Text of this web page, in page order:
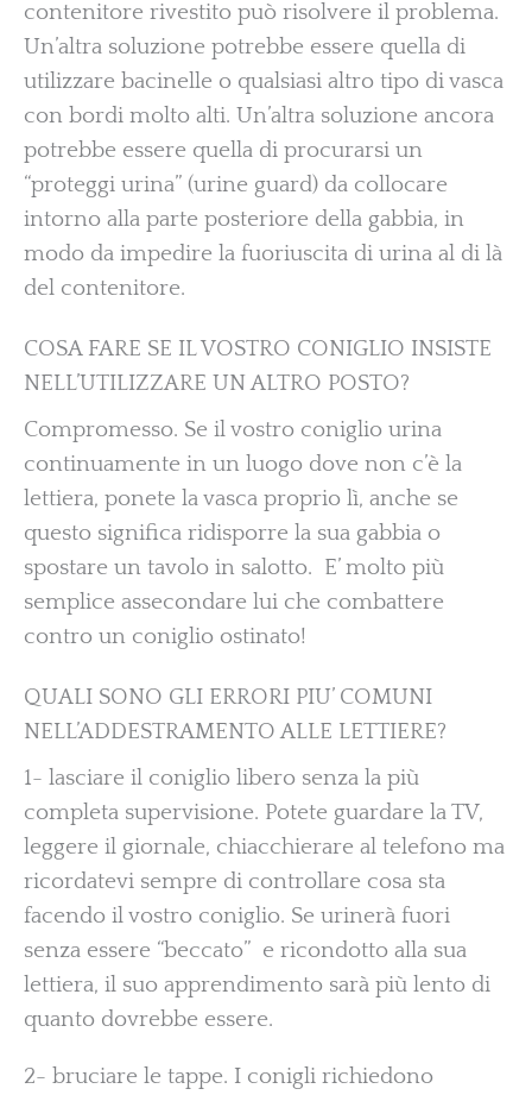
contenitore rivestito può risolvere il problema.
Un’altra soluzione potrebbe essere quella di
utilizzare bacinelle o qualsiasi altro tipo di vasca
con bordi molto alti. Un’altra soluzione ancora
potrebbe essere quella di procurarsi un
“proteggi urina” (urine guard) da collocare
intorno alla parte posteriore della gabbia, in
modo da impedire la fuoriuscita di urina al di là
del contenitore.
COSA FARE SE IL VOSTRO CONIGLIO INSISTE
NELL’UTILIZZARE UN ALTRO POSTO?
Compromesso. Se il vostro coniglio urina
continuamente in un luogo dove non c’è la
lettiera, ponete la vasca proprio lì, anche se
questo significa ridisporre la sua gabbia o
spostare un tavolo in salotto. E’ molto più
semplice assecondare lui che combattere
contro un coniglio ostinato!
QUALI SONO GLI ERRORI PIU’ COMUNI
NELL’ADDESTRAMENTO ALLE LETTIERE?
1- lasciare il coniglio libero senza la più
completa supervisione. Potete guardare la TV,
leggere il giornale, chiacchierare al telefono ma
ricordatevi sempre di controllare cosa sta
facendo il vostro coniglio. Se urinerà fuori
senza essere “beccato” e ricondotto alla sua
lettiera, il suo apprendimento sarà più lento di
quanto dovrebbe essere.
2- bruciare le tappe. I conigli richiedono